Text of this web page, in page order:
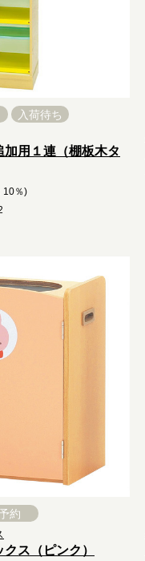
入荷待ち
用１連（棚板木タ
10％)
約
ス（ピンク）